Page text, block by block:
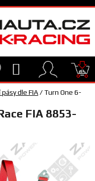
Hledat
dle FIA/Turn One 6-
FIA 8853-